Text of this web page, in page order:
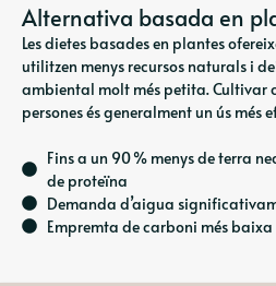
Alternativa basada en
Les dietes basades en plantes
utilitzen menys recursos naturals i
ambiental molt més petita. Cultivar
persones és generalment un ús més
Fins a un 90 % menys de terra
de proteïna
Demanda d’aigua
Empremta de carboni més baixa